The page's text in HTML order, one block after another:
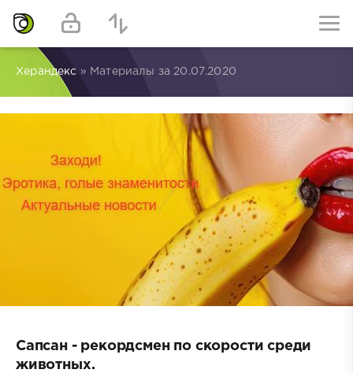
Херандекс » Материалы за 20.07.2020
Сапсан - рекордсмен по скорости среди
животных.